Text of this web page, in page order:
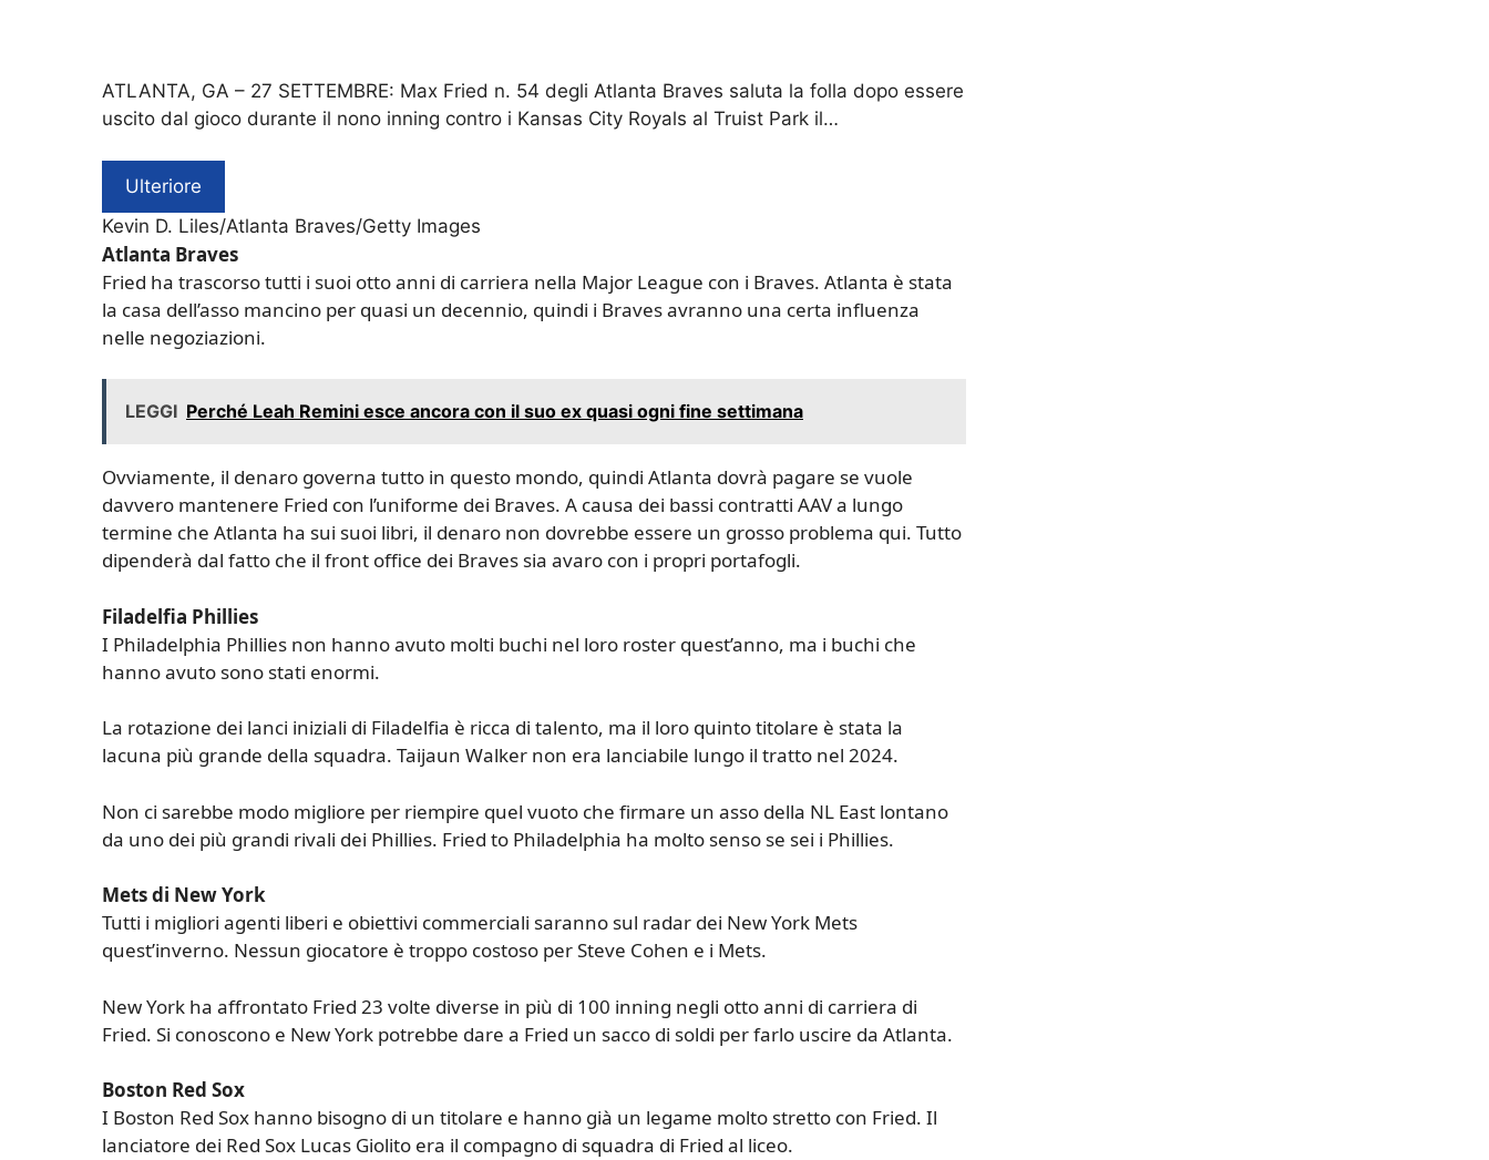
ATLANTA, GA – 27 SETTEMBRE: Max Fried n. 54 degli Atlanta Braves saluta la folla dopo essere
uscito dal gioco durante il nono inning contro i Kansas City Royals al Truist Park il…
Ulteriore
Kevin D. Liles/Atlanta Braves/Getty Images
Atlanta Braves
Fried ha trascorso tutti i suoi otto anni di carriera nella Major League con i Braves. Atlanta è stata
la casa dell’asso mancino per quasi un decennio, quindi i Braves avranno una certa influenza
nelle negoziazioni.
LEGGI Perché Leah Remini esce ancora con il suo ex quasi ogni fine settimana
Ovviamente, il denaro governa tutto in questo mondo, quindi Atlanta dovrà pagare se vuole
davvero mantenere Fried con l’uniforme dei Braves. A causa dei bassi contratti AAV a lungo
termine che Atlanta ha sui suoi libri, il denaro non dovrebbe essere un grosso problema qui. Tutto
dipenderà dal fatto che il front office dei Braves sia avaro con i propri portafogli.
Filadelfia Phillies
I Philadelphia Phillies non hanno avuto molti buchi nel loro roster quest’anno, ma i buchi che
hanno avuto sono stati enormi.
La rotazione dei lanci iniziali di Filadelfia è ricca di talento, ma il loro quinto titolare è stata la
lacuna più grande della squadra. Taijaun Walker non era lanciabile lungo il tratto nel 2024.
Non ci sarebbe modo migliore per riempire quel vuoto che firmare un asso della NL East lontano
da uno dei più grandi rivali dei Phillies. Fried to Philadelphia ha molto senso se sei i Phillies.
Mets di New York
Tutti i migliori agenti liberi e obiettivi commerciali saranno sul radar dei New York Mets
quest’inverno. Nessun giocatore è troppo costoso per Steve Cohen e i Mets.
New York ha affrontato Fried 23 volte diverse in più di 100 inning negli otto anni di carriera di
Fried. Si conoscono e New York potrebbe dare a Fried un sacco di soldi per farlo uscire da Atlanta.
Boston Red Sox
I Boston Red Sox hanno bisogno di un titolare e hanno già un legame molto stretto con Fried. Il
lanciatore dei Red Sox Lucas Giolito era il compagno di squadra di Fried al liceo.